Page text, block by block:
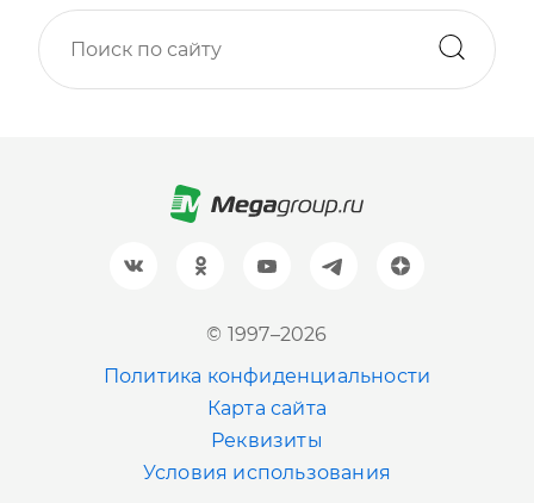
© 1997–2026
Политика конфиденциальности
Карта сайта
Реквизиты
Условия использования
+7 (961) 999-93-93
+7 (383) 207-80-51
+7 (843) 202-41-47